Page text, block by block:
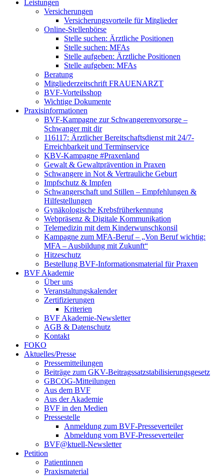
Leistungen
Versicherungen
Versicherungsvorteile für Mitglieder
Online-Stellenbörse
Stelle suchen: Ärztliche Positionen
Stelle suchen: MFAs
Stelle aufgeben: Ärztliche Positionen
Stelle aufgeben: MFAs
Beratung
Mitgliederzeitschrift FRAUENARZT
BVF-Vorteilsshop
Wichtige Dokumente
Praxisinformationen
BVF-Kampagne zur Schwangerenvorsorge –
Schwanger mit dir
116117: Ärztlicher Bereitschaftsdienst mit 24/7-
Erreichbarkeit und Terminservice
KBV-Kampagne #Praxenland
Gewalt & Gewaltprävention in Praxen
Schwangere in Not & Vertrauliche Geburt
Impfschutz & Impfen
Schwangerschaft und Stillen – Empfehlungen &
Hilfestellungen
Gynäkologische Krebsfrüherkennung
Webpräsenz & Digitale Kommunikation
Telemedizin mit dem Kinderwunschkonsil
Kampagne zum MFA-Beruf – „Von Beruf wichtig:
MFA – Ausbildung mit Zukunft“
Hitzeschutz
Bestellung BVF-Informationsmaterial für Praxen
BVF Akademie
Über uns
Veranstaltungskalender
Zertifizierungen
Kriterien
BVF Akademie-Newsletter
AGB & Datenschutz
Kontakt
FOKO
Aktuelles/Presse
Pressemitteilungen
Beiträge zum GKV-Beitragssatzstabilisierungsgesetz
GBCOG-Mitteilungen
Aus dem BVF
Aus der Akademie
BVF in den Medien
Pressestelle
Anmeldung zum BVF-Presseverteiler
Abmeldung vom BVF-Presseverteiler
BVF@ktuell-Newsletter
Petition
Patientinnen
Praxismaterial